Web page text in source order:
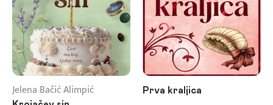
Jelena Bačić Alimpić Prva kraljica